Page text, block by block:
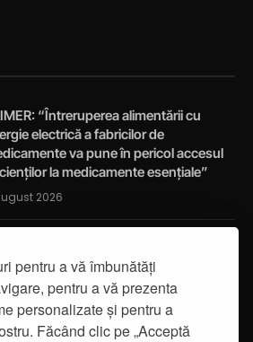
pentru a vă îmbunătăți
pentru a vă prezenta
personalizate și pentru a
Făcând clic pe „Acceptă
“Întreruperea alimentării cu
electrică a fabricilor de
va pune în pericol accesul
la medicamente esențiale”
2026
2026